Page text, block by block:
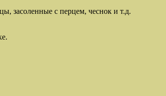
засоленные с перцем, чеснок и т.д.